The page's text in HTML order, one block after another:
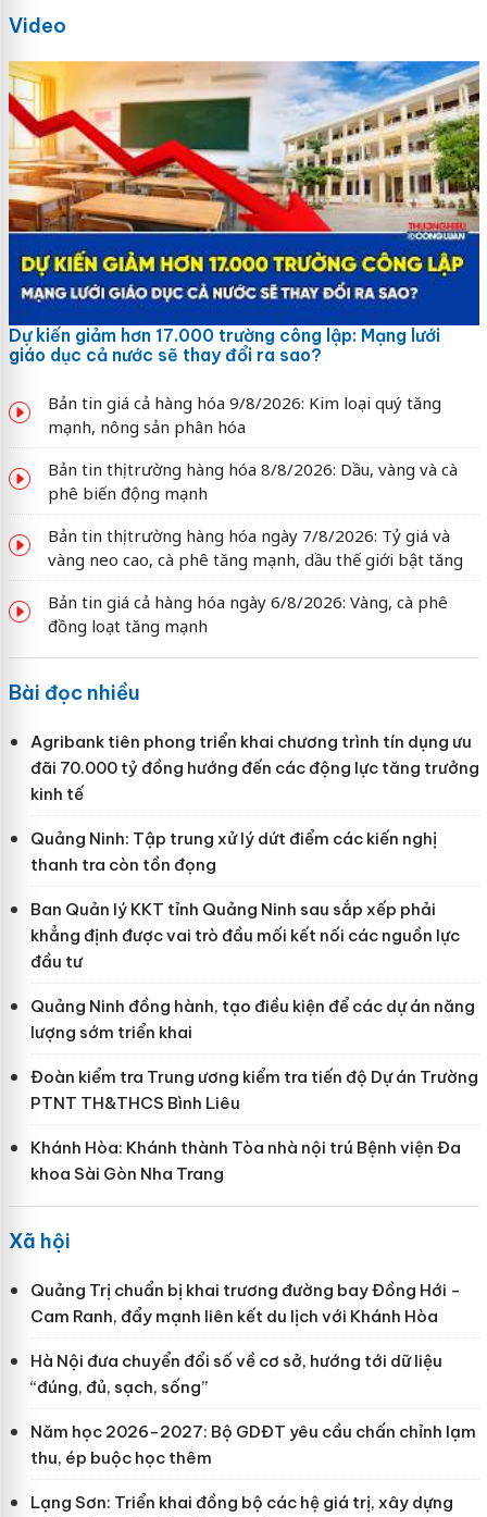
Video
Dự kiến giảm hơn 17.000 trường công lập: Mạng lưới
giáo dục cả nước sẽ thay đổi ra sao?
Bản tin giá cả hàng hóa 9/8/2026: Kim loại quý tăng
mạnh, nông sản phân hóa
Bản tin thị trường hàng hóa 8/8/2026: Dầu, vàng và cà
phê biến động mạnh
Bản tin thị trường hàng hóa ngày 7/8/2026: Tỷ giá và
vàng neo cao, cà phê tăng mạnh, dầu thế giới bật tăng
Bản tin giá cả hàng hóa ngày 6/8/2026: Vàng, cà phê
đồng loạt tăng mạnh
Bài đọc nhiều
Agribank tiên phong triển khai chương trình tín dụng ưu
đãi 70.000 tỷ đồng hướng đến các động lực tăng trưởng
kinh tế
Quảng Ninh: Tập trung xử lý dứt điểm các kiến nghị
thanh tra còn tồn đọng
Ban Quản lý KKT tỉnh Quảng Ninh sau sắp xếp phải
khẳng định được vai trò đầu mối kết nối các nguồn lực
đầu tư
Quảng Ninh đồng hành, tạo điều kiện để các dự án năng
lượng sớm triển khai
Đoàn kiểm tra Trung ương kiểm tra tiến độ Dự án Trường
PTNT TH&THCS Bình Liêu
Khánh Hòa: Khánh thành Tòa nhà nội trú Bệnh viện Đa
khoa Sài Gòn Nha Trang
Xã hội
Quảng Trị chuẩn bị khai trương đường bay Đồng Hới -
Cam Ranh, đẩy mạnh liên kết du lịch với Khánh Hòa
Hà Nội đưa chuyển đổi số về cơ sở, hướng tới dữ liệu
“đúng, đủ, sạch, sống”
Năm học 2026-2027: Bộ GDĐT yêu cầu chấn chỉnh lạm
thu, ép buộc học thêm
Lạng Sơn: Triển khai đồng bộ các hệ giá trị, xây dựng